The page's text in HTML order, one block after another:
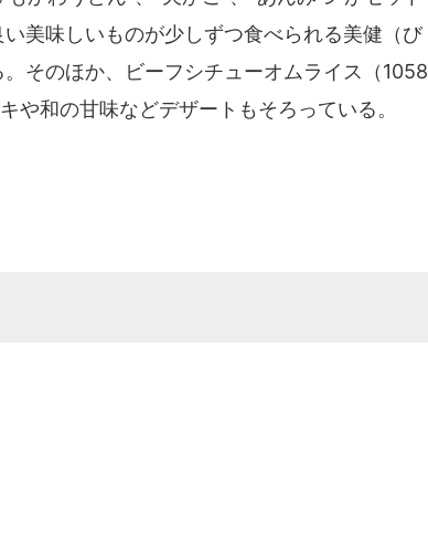
美味しいものが少しずつ食べられる美健（び
そのほか、ビーフシチューオムライス（1058
や和の甘味などデザートもそろっている。